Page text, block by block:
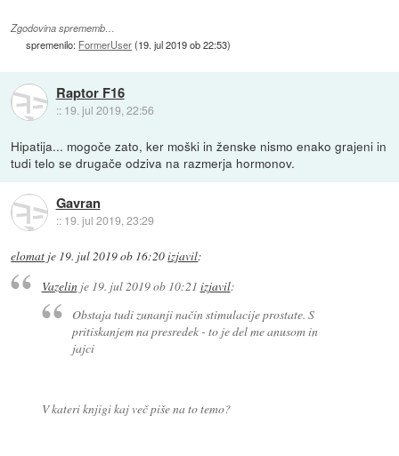
Zgodovina sprememb…
spremenilo: FormerUser(19. jul 2019 ob 22:53)
Raptor F16
:: 19. jul 2019, 22:56
Hipatija... mogoče zato, ker moški in ženske nismo enako grajeni in
tudi telo se drugače odziva na razmerja hormonov.
Gavran
:: 19. jul 2019, 23:29
elomat je 19. jul 2019 ob 16:20izjavil:
Vazelinje 19. jul 2019 ob 10:21 izjavil:
Obstaja tudi zunanji način stimulacije prostate. S
pritiskanjem na presredek - to je del me anusom in
jajci
V kateri knjigi kaj več piše na to temo?